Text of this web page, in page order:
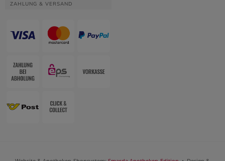
ZAHLUNG & VERSAND